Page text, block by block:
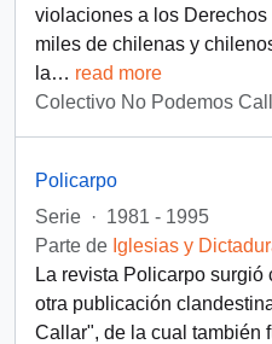
violaciones a los
miles de chilenas y
la… read more
Colectivo No Podemos
Policarpo
Serie · 1981 - 1995
Parte de Iglesias y
La revista Policarpo
otra publicación
Callar", de la cual también